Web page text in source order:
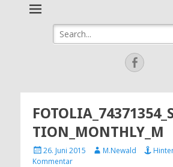
Suche
nach:
TION_MONTHLY_M
Veröffentlicht
am
26. Juni 2015 AutorM.Newald
Kommentar